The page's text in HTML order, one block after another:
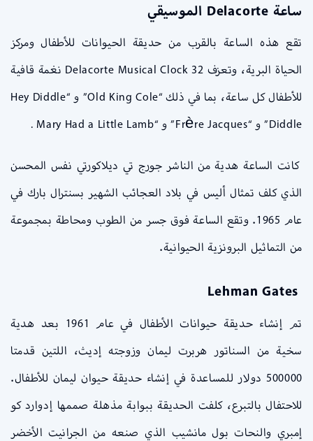
ساعة Delacorte الموسيقي
تقع هذه الساعة بالقرب من حديقة الحيوانات للأطفال ومركز
الحياة البرية، وتعزف Delacorte Musical Clock 32 نغمة قافية
للأطفال كل ساعة، بما في ذلك “Old King Cole” و “Hey Diddle
Diddle” و “Frère Jacques” و “Mary Had a Little Lamb .
كانت الساعة هدية من الناشر جورج تي ديلاكورتي نفس المحسن
الذي كلف تمثال أليس في بلاد العجائب الشهير بسنترال بارك في
عام 1965. وتقع الساعة فوق جسر من الطوب ومحاطة بمجموعة
من التماثيل البرونزية الحيوانية.
Lehman Gates
تم إنشاء حديقة حيوانات الأطفال في عام 1961 بعد هدية
سخية من السناتور هربرت ليمان وزوجته إديث، اللتين قدمتا
500000 دولار للمساعدة في إنشاء حديقة حيوان ليمان للأطفال.
للاحتفال بالتبرع، كلفت الحديقة ببوابة مذهلة صممها إدوارد كو
إمبري والنحات بول مانشيب الذي صنعه من الجرانيت الأخضر